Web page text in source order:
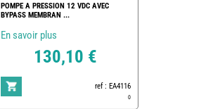
POMPE A PRESSION 12 VDC AVEC
BYPASS MEMBRAN ...
En savoir plus
130,10 €
ref : EA4116
0